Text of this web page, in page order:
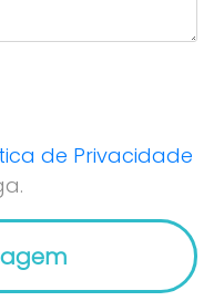
de Privacidade